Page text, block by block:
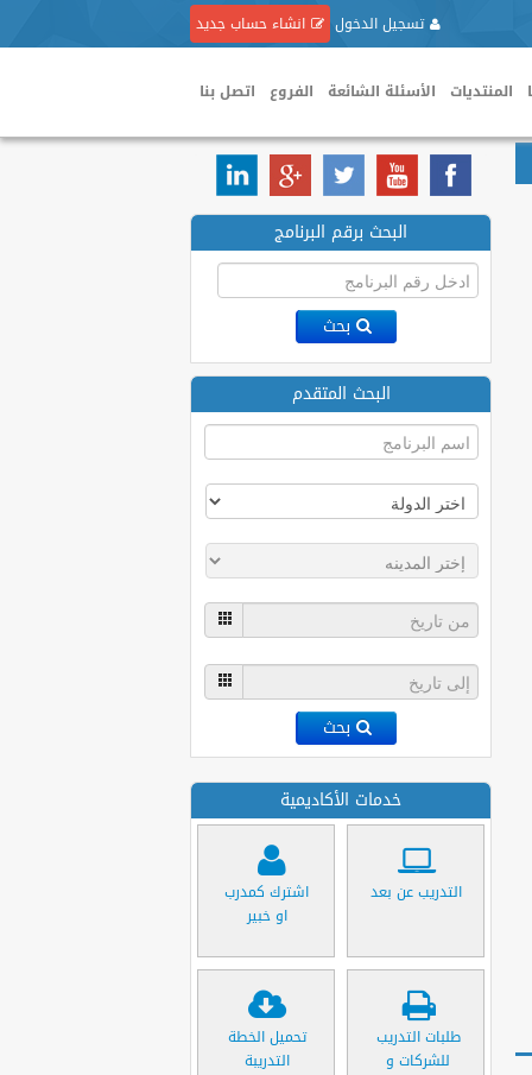
تسجيل الدخول انشاء حساب جديد
المنتديات الأسئلة الشائعة الفروع اتصل بنا
البحث برقم البرنامج
بحث
البحث المتقدم
بحث
خدمات الأكاديمية
التدريب عن بعد
اشترك كمدرب
او خبير
طلبات التدريب
للشركات و
تحميل الخطة
التدريبة